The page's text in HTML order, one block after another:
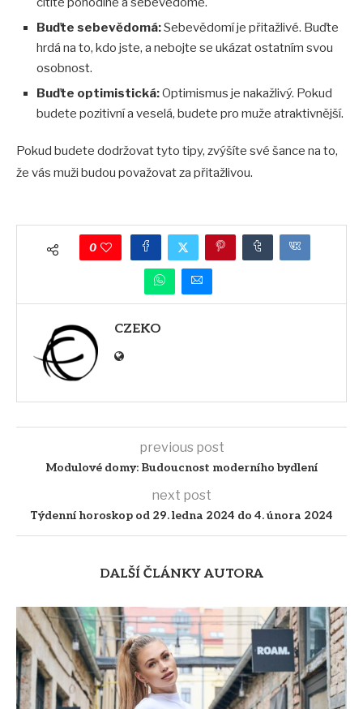
Buďte sebevědomá:Sebevědomí je přitažlivé. Buďte
hrdá na to, kdo jste, a nebojte se ukázat ostatním svou
osobnost.
Buďte optimistická:Optimismus je nakažlivý. Pokud
budete pozitivní a veselá, budete pro muže atraktivnější.
Pokud budete dodržovat tyto tipy, zvýšíte své šance na to,
že vás muži budou považovat za přitažlivou.
0
CZEKO
previous post
Modulové domy: Budoucnost moderního bydlení
next post
Týdenní horoskop od 29. ledna 2024 do 4. února 2024
DALŠÍ ČLÁNKY AUTORA